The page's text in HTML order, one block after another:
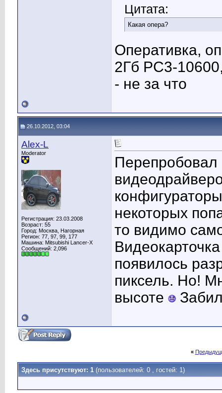
Цитата:
Какая опера?
Оперативка,
2Гб РС3-
- не за что
26.10.2012, 03:04
Alex-L
Moderator
Регистрация: 23.03.2008
Возраст: 55
Город: Москва, Нагорная
Регион: 77, 97, 99, 177
Машина: Mitsubishi Lancer-X
Сообщений: 2,096
Перепробовал
некоторых
то видимо
появилось
пиксель. Но!
высоте
«
Здесь присутствуют: 1 (пользователей: 0 , гостей: 1)